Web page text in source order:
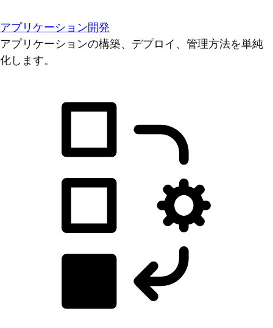
アプリケーション開発
アプリケーションの構築、デプロイ、管理方法を単純
化します。